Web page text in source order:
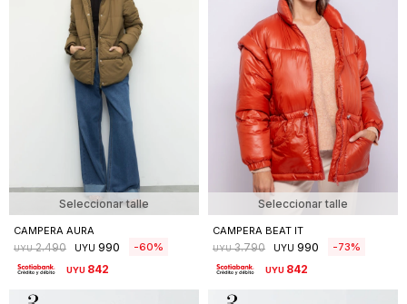
Seleccionar talle
CAMPERA AURA
UYU 2.490 UYU 990 60
UYU 842
Seleccionar talle
CAMPERA BEAT IT
UYU 3.790 UYU 990 73
UYU 842